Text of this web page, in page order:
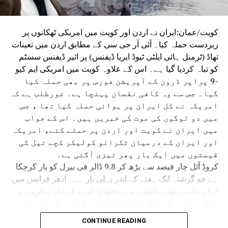
ادھر ایران کی خلیجی ملکوں پر حملے کے پیش نظر ہندوستانی
شہریوں کو ایک خوف لاحق ہوگئی ہے ۔دبئی میں ایرانی
اسپتال بند ہونے سے وہاں 130 سے زائد کام کرنے والے
ہندوستانی شہریوں کو ہرممکن مدد دی جارہی ہے۔
کویت/عمان:ایران نے اردن اور کویت میں امریکی ٹھکانوں پر
زبردست حملہ کیا۔ آئی آر جی سی کے مطابق اردن میں تعینات
تھاڈ (ٹرمنل ہائی ایلٹی ٹیوڈ ایریا ڈیفنس) پر ائیر ڈیفنس سسٹم
کو تباہ کردیا گیا ہے۔ اس کے علاوہ کویت میں امریکی ایم کیو
-9 پراپر ڈرون کے آپریشن فورس پر بھی حملہ کیا
گیا۔ جس سے وہ کافی نقصان پہنچا ہے۔ غورطلب ہے کہ
امریکہ نے کل ایران پر ہوائی حملہ کیا تھا ، جس
میں دو لوگوں کی موت کی خبریں ہیں۔ اس کے جواب
میں ایران نے کویت اور اردن پر حملے کئے، امریکہ
اور ایران کے درمیان ٹکرائو کولیکر کچے تیل کی
قیمتوں میں ایک بار پھر تیزی آگئی ہے۔
کروڈ آئل چار فیصد سے بڑھ کر 9.8 ڈالر فی بیرل کو پار کرچکا
ہے جو گزشتہ ایک ہفتے کے اندر پہلی بار ہے۔ ادھر فرانس میں
خطے میں کشیدگی بڑھے گی۔ بہرحال امریکہ نے مسلسل
CONTINUE READING